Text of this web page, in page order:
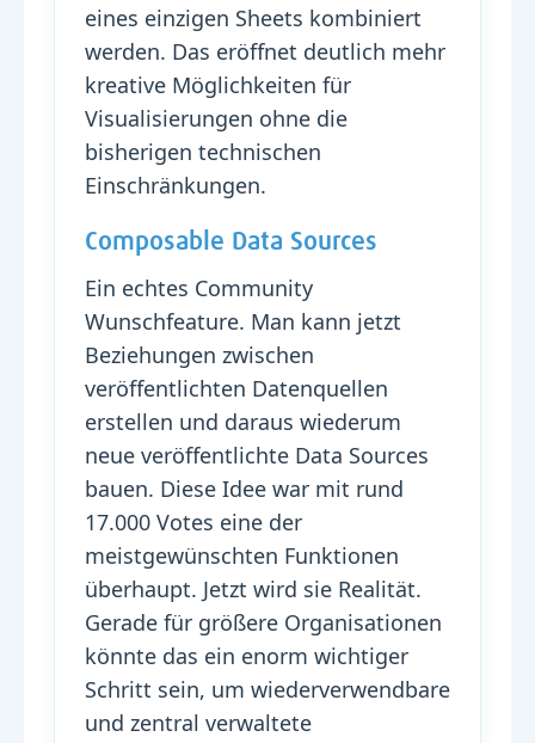
eines einzigen Sheets kombiniert
werden. Das eröffnet deutlich mehr
kreative Möglichkeiten für
Visualisierungen ohne die
bisherigen technischen
Einschränkungen.
Composable Data Sources
Ein echtes Community
Wunschfeature. Man kann jetzt
Beziehungen zwischen
veröffentlichten Datenquellen
erstellen und daraus wiederum
neue veröffentlichte Data Sources
bauen. Diese Idee war mit rund
17.000 Votes eine der
meistgewünschten Funktionen
überhaupt. Jetzt wird sie Realität.
Gerade für größere Organisationen
könnte das ein enorm wichtiger
Schritt sein, um wiederverwendbare
und zentral verwaltete